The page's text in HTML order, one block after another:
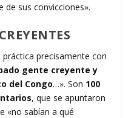
sus convicciones».
precisamente con
gente creyente y
del Congo…». Son 100
, que se apuntaron
«no sabían a qué